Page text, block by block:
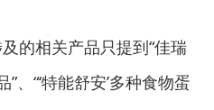
的相关产品只提到“佳瑞
、“‘特能舒安’多种食物蛋